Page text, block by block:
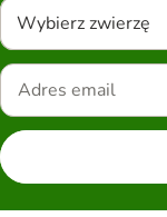
Wybierz zwierzę